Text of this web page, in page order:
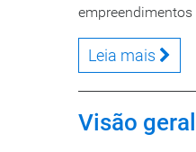
Leia mais
Visão